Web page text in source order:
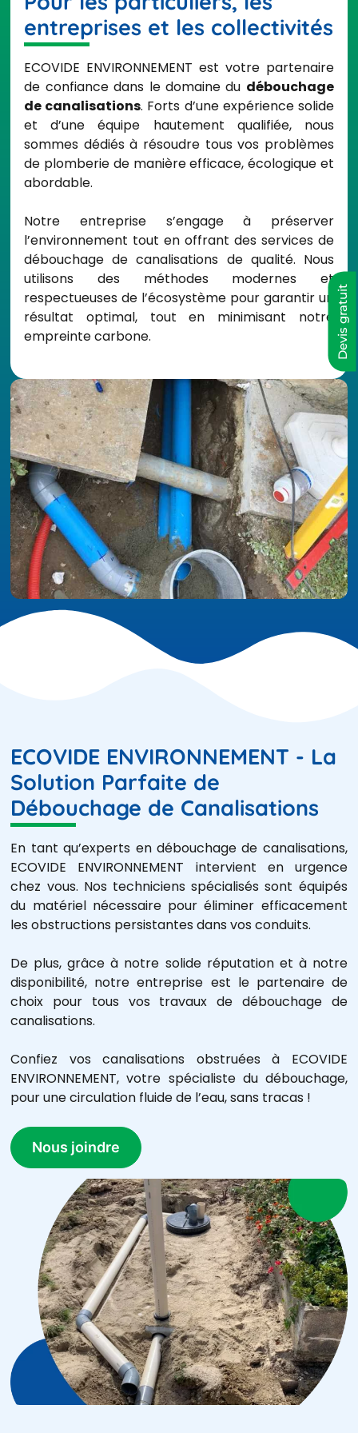
entreprises et les collectivités
ECOVIDE ENVIRONNEMENT est votre partenaire
de confiance dans le domaine du débouchage
de canalisations. Forts d’une expérience solide
et d’une équipe hautement qualifiée, nous
sommes dédiés à résoudre tous vos problèmes
de plomberie de manière efficace, écologique et
abordable.
Notre entreprise s’engage à préserver
l’environnement tout en offrant des services de
débouchage de canalisations de qualité. Nous
utilisons des méthodes modernes et
respectueuses de l’écosystème pour garantir un
résultat optimal, tout en minimisant notre
empreinte carbone.
ECOVIDE ENVIRONNEMENT - La
Solution Parfaite de
Débouchage de Canalisations
En tant qu’experts en débouchage de canalisations,
ECOVIDE ENVIRONNEMENT intervient en urgence
chez vous. Nos techniciens spécialisés sont équipés
du matériel nécessaire pour éliminer efficacement
les obstructions persistantes dans vos conduits.
De plus, grâce à notre solide réputation et à notre
disponibilité, notre entreprise est le partenaire de
choix pour tous vos travaux de débouchage de
canalisations.
Confiez vos canalisations obstruées à ECOVIDE
ENVIRONNEMENT, votre spécialiste du débouchage,
pour une circulation fluide de l’eau, sans tracas !
Nous joindre
Devis gratuit